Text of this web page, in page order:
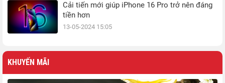
Cải tiến mới giúp iPhone 16 Pro trở nên đáng
tiền hơn
13-05-2024 15:05
KHUYẾN MÃI